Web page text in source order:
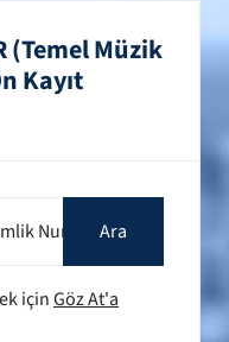
(Temel Müzik
Kayıt
NumarasıAra
içinGöz At'a